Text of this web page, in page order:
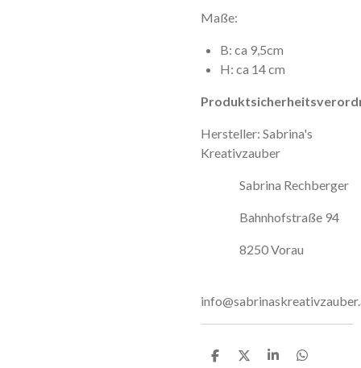
Maße:
B: ca 9,5cm
H: ca 14 cm
Hersteller: Sabrina's
Kreativzauber
Sabrina Rechberger
Bahnhofstraße 94
8250 Vorau
T
T
T
T